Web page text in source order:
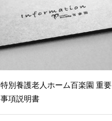
特別養護老人ホーム百楽園 重要
事項説明書